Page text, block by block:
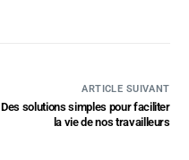
ARTICLE SUIVANT
Des solutions simples pour faciliter
la vie de nos travailleurs